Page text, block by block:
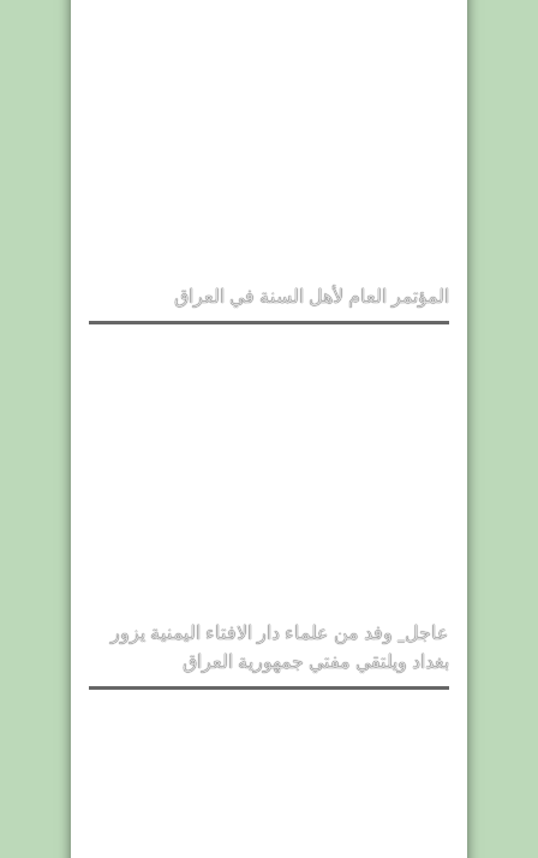
المؤتمر العام لأهل السنة في العراق
عاجل_ وفد من علماء دار الافتاء اليمنية يزور
بغداد ويلتقي مفتي جمهورية العراق